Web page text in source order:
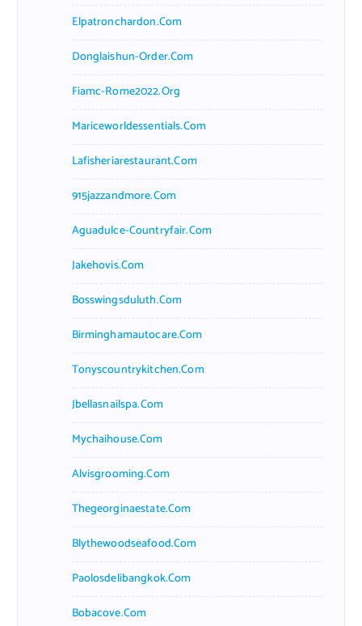
Elpatronchardon.com
Donglaishun-Order.com
Fiamc-Rome2022.org
Mariceworldessentials.com
Lafisheriarestaurant.com
915jazzandmore.com
Aguadulce-Countryfair.com
Jakehovis.com
Bosswingsduluth.com
Birminghamautocare.com
Tonyscountrykitchen.com
Jbellasnailspa.com
Mychaihouse.com
Alvisgrooming.com
Thegeorginaestate.com
Blythewoodseafood.com
Paolosdelibangkok.com
Bobacove.com